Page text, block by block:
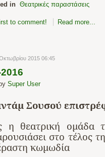
in Θεατρικές παραστάσεις
to comment! Read more...
2015 06:45
Super User
Σουσού
η θεατρική ομάδα
στο τέλος
κωμωδία